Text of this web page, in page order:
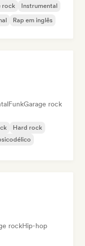
rock
Instrumental
Rap em inglês
FunkGarage rock
Hard rock
rockHip-hop